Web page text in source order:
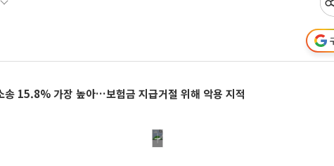
송 15.8% 가장 높아…보험금 지급거절 위해 악용 지적